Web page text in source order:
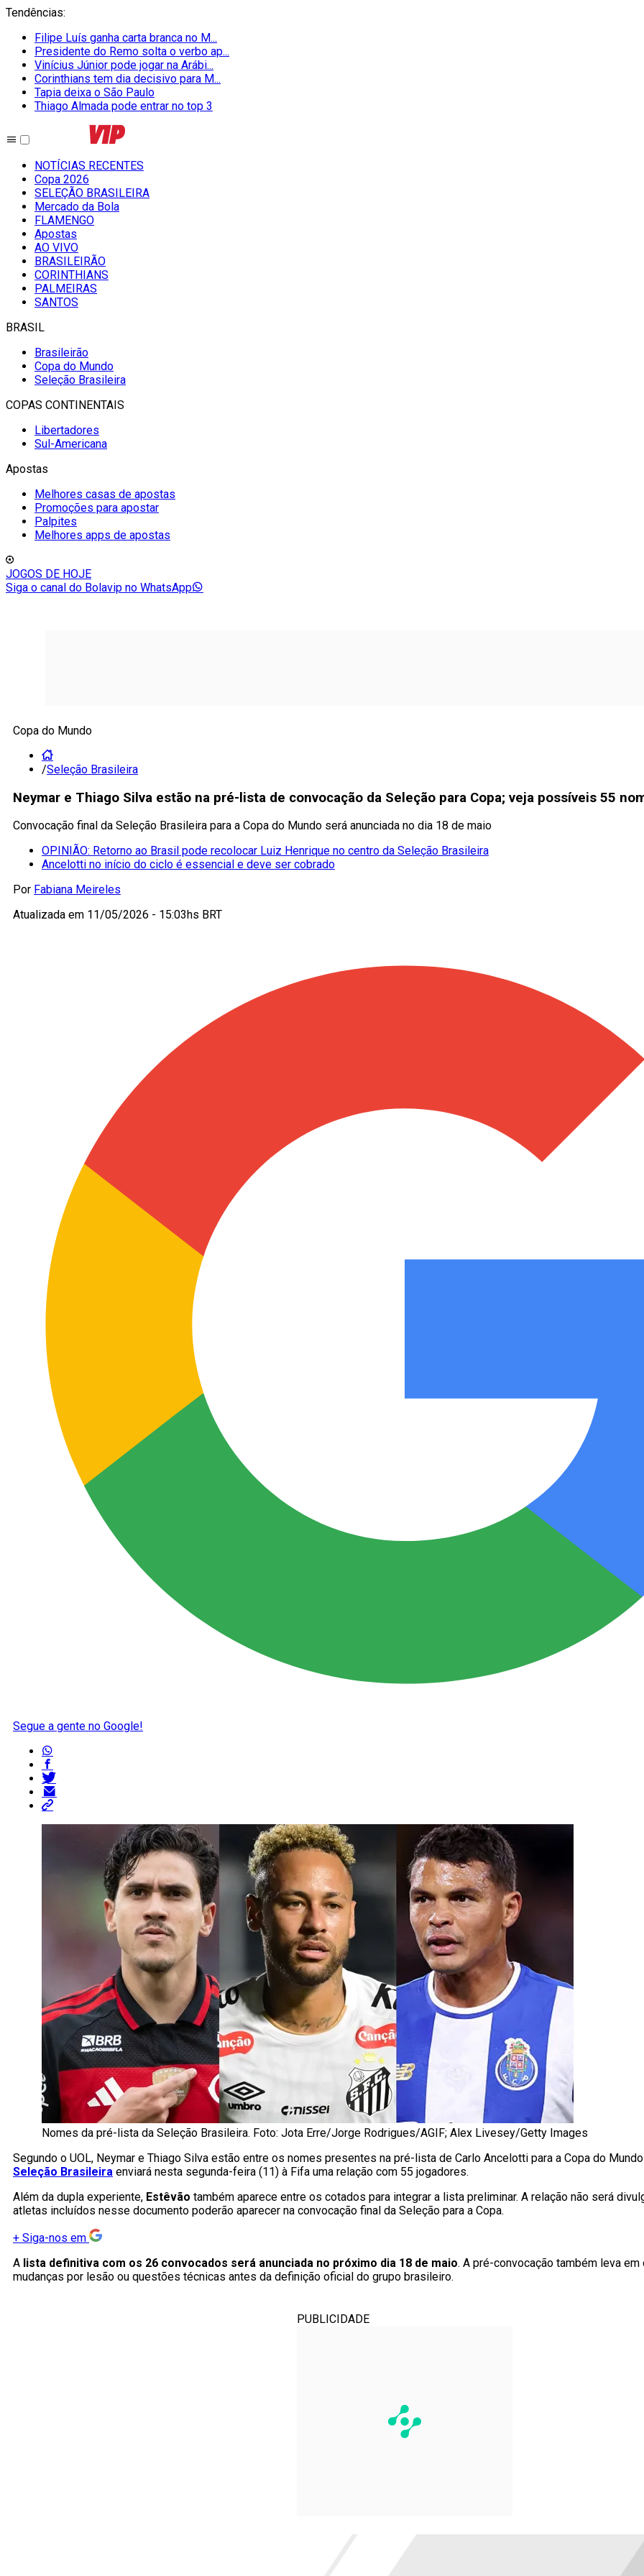
Tendências:
Filipe Luís ganha carta branca no M...
Presidente do Remo solta o verbo ap...
Vinícius Júnior pode jogar na Arábi...
Corinthians tem dia decisivo para M...
Tapia deixa o São Paulo
Thiago Almada pode entrar no top 3
NOTÍCIAS RECENTES
Copa 2026
SELEÇÃO BRASILEIRA
Mercado da Bola
FLAMENGO
Apostas
AO VIVO
BRASILEIRÃO
CORINTHIANS
PALMEIRAS
SANTOS
BRASIL
Brasileirão
Copa do Mundo
Seleção Brasileira
COPAS CONTINENTAIS
Libertadores
Sul-Americana
Apostas
Melhores casas de apostas
Promoções para apostar
Palpites
Melhores apps de apostas
JOGOS DE HOJE
Siga o canal do Bolavip no WhatsApp
Copa do Mundo
/Seleção Brasileira
Neymar e Thiago Silva estão na pré-lista de convocação da Seleção para Copa; veja possíveis 55
Convocação final da Seleção Brasileira para a Copa do Mundo será anunciada no dia 18 de maio
OPINIÃO: Retorno ao Brasil pode recolocar Luiz Henrique no centro da Seleção Brasileira
Ancelotti no início do ciclo é essencial e deve ser cobrado
Por Fabiana Meireles
Atualizada em 11/05/2026 - 15:03hs BRT
Segue a gente no Google!
Nomes da pré-lista da Seleção Brasileira. Foto: Jota Erre/Jorge Rodrigues/AGIF; Alex Livesey/Getty Images
Segundo o UOL, Neymar e Thiago Silva estão entre os nomes presentes na pré-lista de Carlo Ancelotti para a Copa do
Seleção Brasileira enviará nesta segunda-feira (11) à Fifa uma relação com 55 jogadores.
Além da dupla experiente, Estêvão também aparece entre os cotados para integrar a lista preliminar. A relação não será
atletas incluídos nesse documento poderão aparecer na convocação final da Seleção para a Copa.
+ Siga-nos em
A lista definitiva com os 26 convocados será anunciada no próximo dia 18 de maio. A pré-convocação também leva
mudanças por lesão ou questões técnicas antes da definição oficial do grupo brasileiro.
PUBLICIDADE